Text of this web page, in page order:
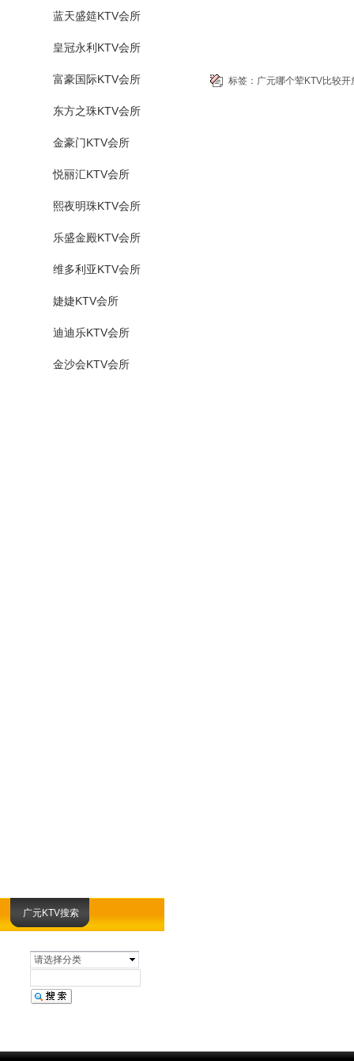
广元KTV搜索
请选择分类
蓝天盛筵KTV会所
皇冠永利KTV会所
富豪国际KTV会所
东方之珠KTV会所
金豪门KTV会所
悦丽汇KTV会所
熙夜明珠KTV会所
乐盛金殿KTV会所
维多利亚KTV会所
婕婕KTV会所
迪迪乐KTV会所
金沙会KTV会所
标签： 广元哪个荤KTV比较开